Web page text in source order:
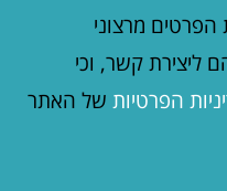
מרצוני
ליצירת קשר, וכי
הפרטיות של האתר